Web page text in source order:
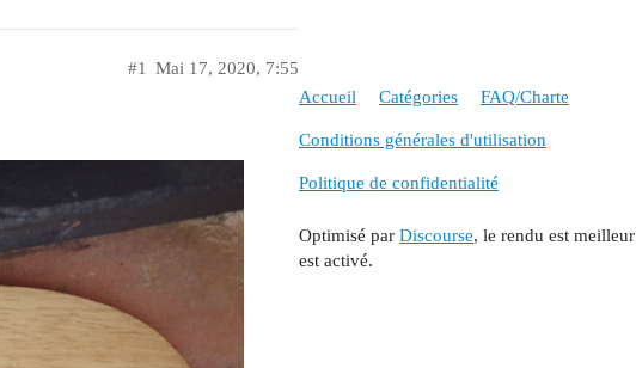
Mai 17, 2020, 7:55
#1
Accueil Catégories FAQ/Charte
Conditions générales d'utilisation
Politique de confidentialité
Optimisé par Discourse, le rendu est
est activé.